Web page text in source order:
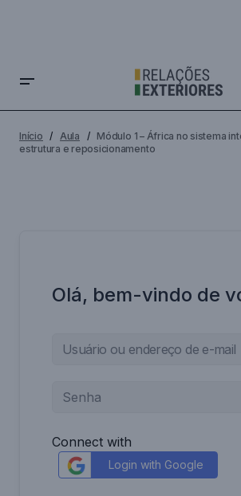
Início Aula
Módulo 1 – África no sistema
estrutura e reposicionamento
Olá, bem-vindo de
Connect with
Login with Google